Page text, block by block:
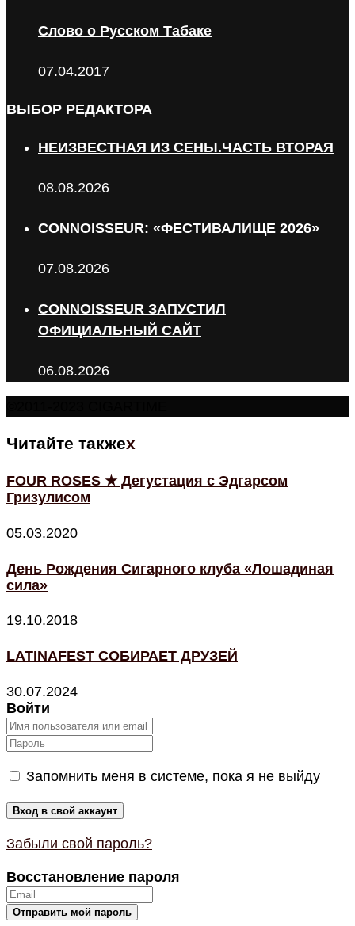
Слово о Русском Табаке
07.04.2017
ВЫБОР РЕДАКТОРА
НЕИЗВЕСТНАЯ ИЗ СЕНЫ.ЧАСТЬ ВТОРАЯ
08.08.2026
CONNOISSEUR: «ФЕСТИВАЛИЩЕ 2026»
07.08.2026
CONNOISSEUR ЗАПУСТИЛ
ОФИЦИАЛЬНЫЙ САЙТ
06.08.2026
Читайте такжеx
FOUR ROSES ★ Дегустация с Эдгарсом
Гризулисом
05.03.2020
День Рождения Сигарного клуба «Лошадиная
сила»
19.10.2018
LATINAFEST СОБИРАЕТ ДРУЗЕЙ
30.07.2024
Войти
Запомнить меня в системе, пока я не выйду
Забыли свой пароль?
Восстановление пароля